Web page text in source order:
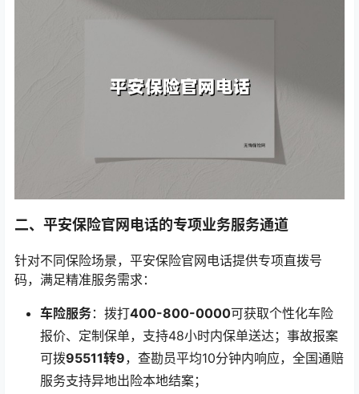
二、平安保险官网电话的专项业务服务通道
针对不同保险场景，平安保险官网电话提供专项直拨号
码，满足精准服务需求：
车险服务：拨打400-800-0000可获取个性化车险
报价、定制保单，支持48小时内保单送达；事故报案
可拨95511转9，查勘员平均10分钟内响应，全国通赔
服务支持异地出险本地结案；